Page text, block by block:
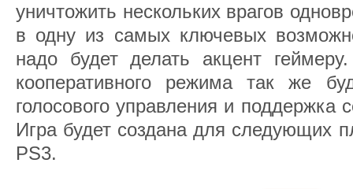
уничтожить нескольких врагов
в одну из самых ключевых
надо будет делать акцент
кооперативного режима так же
голосового управления и поддержка
Игра будет создана для следующих
PS3.